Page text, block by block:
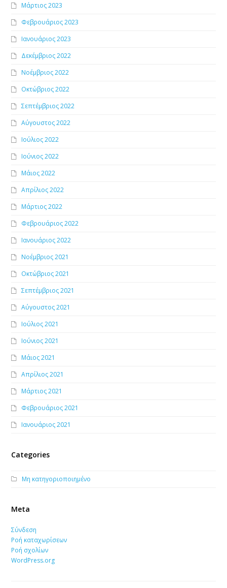
Μάρτιος 2023
Φεβρουάριος 2023
Ιανουάριος 2023
Δεκέμβριος 2022
Νοέμβριος 2022
Οκτώβριος 2022
Σεπτέμβριος 2022
Αύγουστος 2022
Ιούλιος 2022
Ιούνιος 2022
Μάιος 2022
Απρίλιος 2022
Μάρτιος 2022
Φεβρουάριος 2022
Ιανουάριος 2022
Νοέμβριος 2021
Οκτώβριος 2021
Σεπτέμβριος 2021
Αύγουστος 2021
Ιούλιος 2021
Ιούνιος 2021
Μάιος 2021
Απρίλιος 2021
Μάρτιος 2021
Φεβρουάριος 2021
Ιανουάριος 2021
Categories
Μη κατηγοριοποιημένο
Meta
Σύνδεση
Ροή καταχωρίσεων
Ροή σχολίων
WordPress.org